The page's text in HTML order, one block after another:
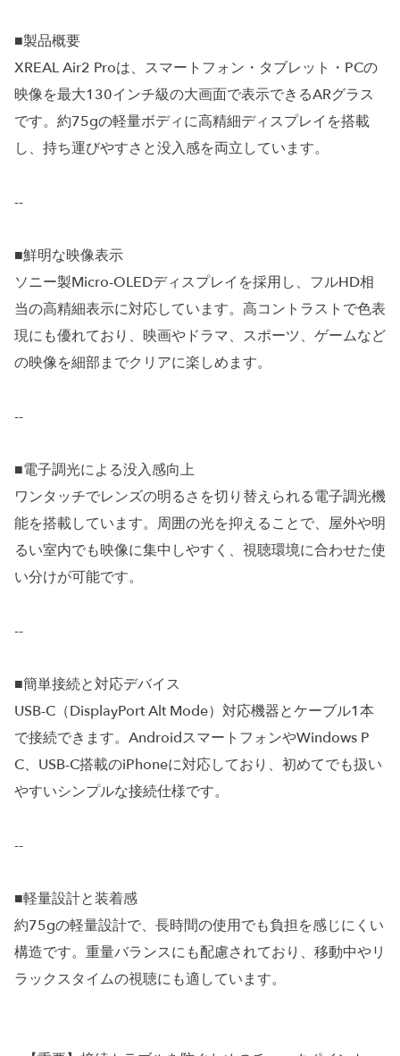
■製品概要
XREAL Air2 Proは、スマートフォン・タブレット・PCの
映像を最大130インチ級の大画面で表示できるARグラス
です。約75gの軽量ボディに高精細ディスプレイを搭載
し、持ち運びやすさと没入感を両立しています。
--
■鮮明な映像表示
ソニー製Micro-OLEDディスプレイを採用し、フルHD相
当の高精細表示に対応しています。高コントラストで色表
現にも優れており、映画やドラマ、スポーツ、ゲームなど
の映像を細部までクリアに楽しめます。
--
■電子調光による没入感向上
ワンタッチでレンズの明るさを切り替えられる電子調光機
能を搭載しています。周囲の光を抑えることで、屋外や明
るい室内でも映像に集中しやすく、視聴環境に合わせた使
い分けが可能です。
--
■簡単接続と対応デバイス
USB-C（DisplayPort Alt Mode）対応機器とケーブル1本
で接続できます。AndroidスマートフォンやWindows P
C、USB-C搭載のiPhoneに対応しており、初めてでも扱い
やすいシンプルな接続仕様です。
--
■軽量設計と装着感
約75gの軽量設計で、長時間の使用でも負担を感じにくい
構造です。重量バランスにも配慮されており、移動中やリ
ラックスタイムの視聴にも適しています。